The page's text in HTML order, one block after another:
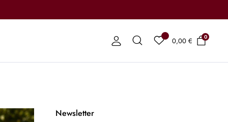
0,00€ 0
Newsletter